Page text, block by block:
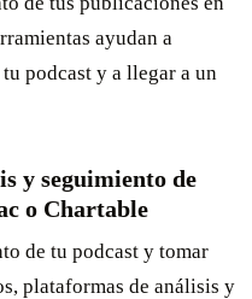
ayudan a
podcast y a llegar a un
y seguimiento de
o Chartable
de tu podcast y tomar
plataformas de análisis y